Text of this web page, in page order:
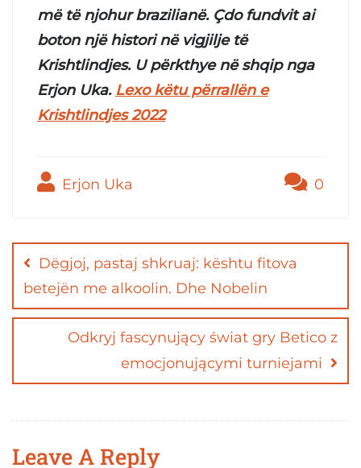
më të njohur brazilianë. Çdo fundvit ai
boton një histori në vigjilje të
Krishtlindjes. U përkthye në shqip nga
Erjon Uka. Lexo këtu përrallën e
Krishtlindjes 2022
Erjon Uka 0
navigation
Dëgjoj, pastaj shkruaj: kështu fitova
betejën me alkoolin. Dhe Nobelin
Odkryj fascynujący świat gry Betico z
emocjonującymi turniejami
Leave A Reply